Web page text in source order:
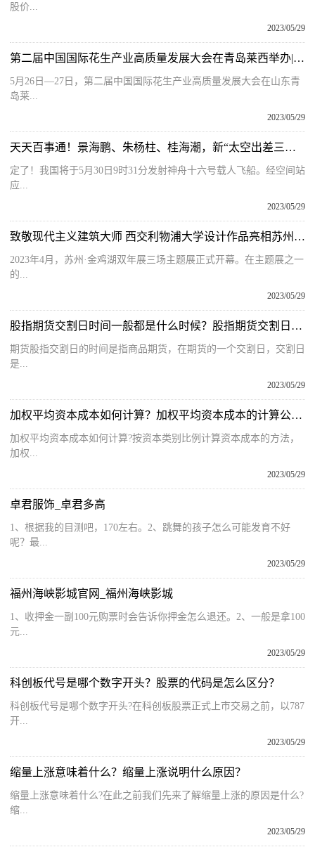
股价...
2023/05/29
第二届中国国际花生产业高质量发展大会在青岛莱西举办|视点
5月26日—27日，第二届中国国际花生产业高质量发展大会在山东青
岛莱...
2023/05/29
天天百事通！景海鹏、朱杨柱、桂海潮，新“太空出差三人组”公布！
定了！我国将于5月30日9时31分发射神舟十六号载人飞船。经空间站
应...
2023/05/29
致敬现代主义建筑大师 西交利物浦大学设计作品亮相苏州金鸡湖双年展 焦点消息
2023年4月，苏州·金鸡湖双年展三场主题展正式开幕。在主题展之一
的...
2023/05/29
股指期货交割日时间一般都是什么时候？股指期货交割日时间表
期货股指交割日的时间是指商品期货，在期货的一个交割日，交割日
是...
2023/05/29
加权平均资本成本如何计算？加权平均资本成本的计算公式是怎样的？
加权平均资本成本如何计算?按资本类别比例计算资本成本的方法，
加权...
2023/05/29
卓君服饰_卓君多高
1、根据我的目测吧，170左右。2、跳舞的孩子怎么可能发育不好
呢？最...
2023/05/29
福州海峡影城官网_福州海峡影城
1、收押金一副100元购票时会告诉你押金怎么退还。2、一般是拿100
元...
2023/05/29
科创板代号是哪个数字开头？股票的代码是怎么区分？
科创板代号是哪个数字开头?在科创板股票正式上市交易之前，以787
开...
2023/05/29
缩量上涨意味着什么？缩量上涨说明什么原因？
缩量上涨意味着什么?在此之前我们先来了解缩量上涨的原因是什么?
缩...
2023/05/29